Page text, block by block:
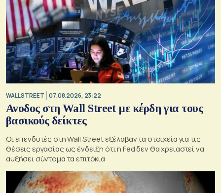
WALL STREET 07.08.2026, 23:22
Ανοδος στη Wall Street με κέρδη για τους
βασικούς δείκτες
Οι επενδυτές στη Wall Street εξέλαβαν τα στοιχεία για τις
θέσεις εργασίας ως ένδειξη ότι η Fed δεν θα χρειαστεί να
αυξήσει σύντομα τα επιτόκια